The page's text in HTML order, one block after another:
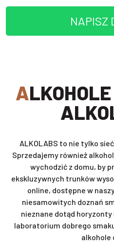
NAPISZ
ALKOHOLE ONLINE W
ALKOLABS to nie tylko
Sprzedajemy również
wychodzić z domu, by
ekskluzywnych trunków
online, dostępne w
niesamowitych doznań
nieznane dotąd
laboratorium dobrego
alkohole